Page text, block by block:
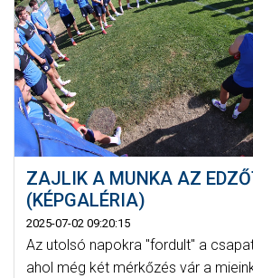
GALÉRIA
SZURKOLÓI
ZAJLIK A MUNKA AZ
(KÉPGALÉRIA)
2025-07-02 09:20:15
Az utolsó napokra "fordult" a
ahol még két mérkőzés vár a